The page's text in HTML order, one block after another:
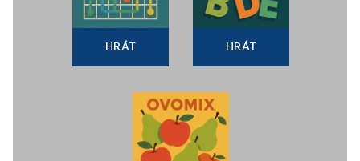
HRÁT HRÁT